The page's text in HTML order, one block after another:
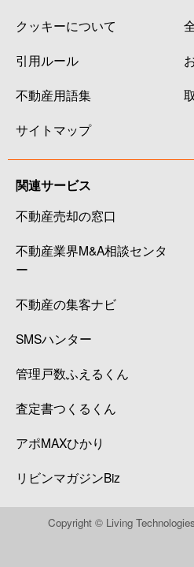
クッキーについて
引用ルール
不動産用語集
サイトマップ
関連サービス
不動産売却の窓口
不動産業界M&A相談センタ
ー
不動産の集客ナビ
SMSハンター
管理戸数ふえるくん
査定書つくるくん
アポMAXひかり
リビンマガジンBiz
Copyright © Living